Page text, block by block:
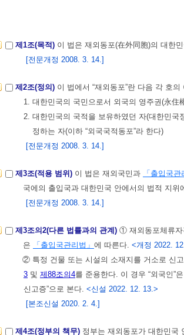
개정]
개정]제1조(목적) 이 법은 재외동포(在外同胞)의 대한
[전문개정 2008. 3. 14.]
제2조(정의) 이 법에서 “재외동포”란 다음 각 호
1. 대한민국의 국민으로서 외국의 영주권(永住
2. 대한민국의 국적을 보유하였던 자(대한민
정하는 자(이하 “외국국적동포”라 한다)
[전문개정 2008. 3. 14.]
제3조(적용 범위) 이 법은 재외국민과 「출입국관
국에의 출입국과 대한민국 안에서의 법적 지위
[전문개정 2008. 3. 14.]
제3조의2(다른 법률과의 관계) ① 재외동포체류자
은
「출입국관리법」 에 따른다. <개정 2022.
② 특정 건물 또는 시설의 소재지를 거소로 신
3 및 제88조의4를 준용한다. 이 경우 “외국인”
신고증”으로 본다. <신설 2022. 12. 13.>
[본조신설 2020. 2. 4.]
제4조(정부의 책무) 정부는 재외동포가 대한민국